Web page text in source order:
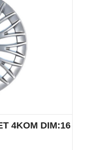
4KOM DIM:16